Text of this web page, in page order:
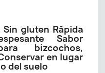
gluten Rápida
Sabor
bizcochos,
en lugar
del suelo